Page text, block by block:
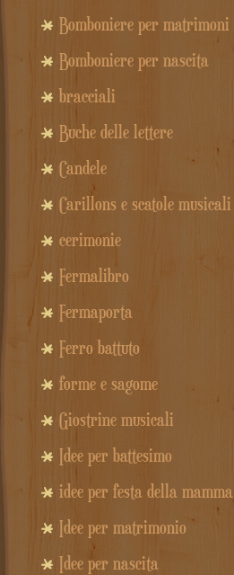
Bomboniere per matrimoni
Bomboniere per nascita
bracciali
Buche delle lettere
Candele
Carillons e scatole musicali
cerimonie
Fermalibro
Fermaporta
Ferro battuto
forme e sagome
Giostrine musicali
Idee per battesimo
idee per festa della mamma
Idee per matrimonio
Idee per nascita